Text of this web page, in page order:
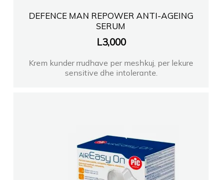
DEFENCE MAN REPOWER ANTI-AGEING
SERUM
L3,000
Krem kunder rrudhave per meshkuj, per lekure
sensitive dhe intolerante.